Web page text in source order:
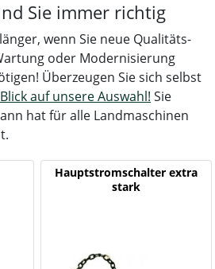
Sie immer richtig
wenn Sie neue Qualitäts-
oder Modernisierung
Überzeugen Sie sich selbst
auf unsere Auswahl! Sie
hat für alle Landmaschinen
Hauptstromschalter extra
stark